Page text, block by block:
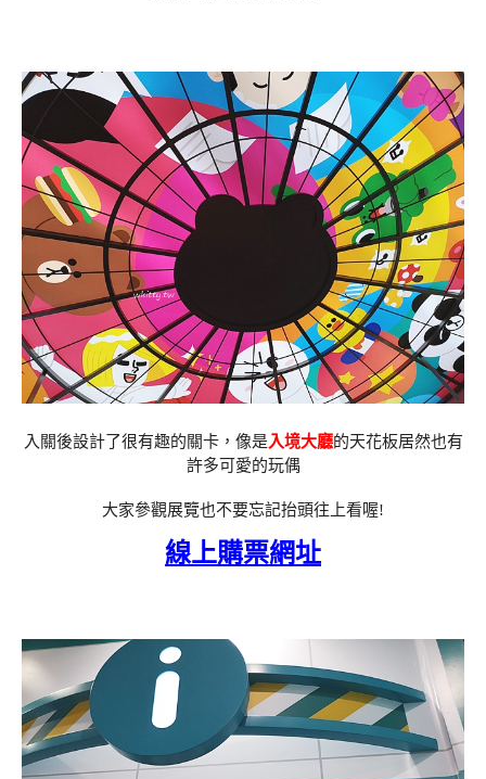
入關後設計了很有趣的關卡，像是入境大廳的天花板居然也有
許多可愛的玩偶
大家參觀展覽也不要忘記抬頭往上看喔!
線上購票網址